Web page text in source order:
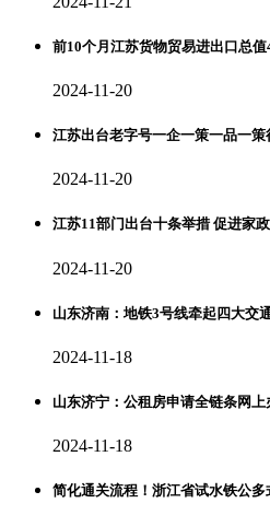
前10个月江苏货物贸易进出口总
2024-11-20
江苏出台老字号一企一策一品一策
2024-11-20
江苏11部门出台十条举措 促进家
2024-11-20
山东济南：地铁3号线牵起四大交
2024-11-18
山东济宁：公租房申请全链条网上
2024-11-18
简化通关流程！浙江省试水铁公多